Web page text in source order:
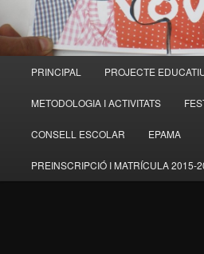
principal
Aneu
al
contingut
PRINCIPAL PROJECTE
METODOLOGIA I ACTIVITATS
CONSELL ESCOLAR EPAMA
PREINSCRIPCIÓ I MATRÍCULA 2015-